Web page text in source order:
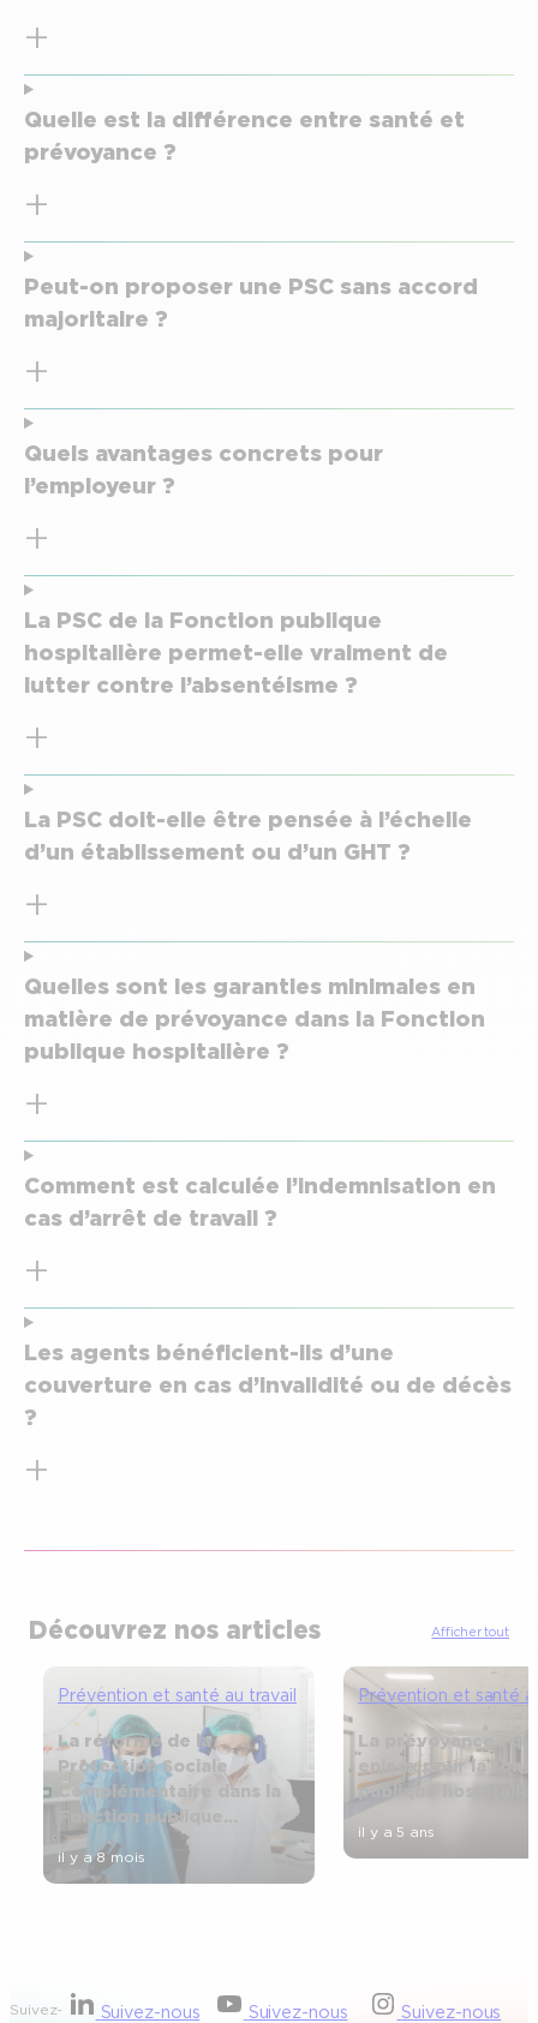
Quelle est la différence entre santé et
prévoyance ?
Peut-on proposer une PSC sans accord
majoritaire ?
Quels avantages concrets pour
l’employeur ?
La PSC de la Fonction publique
hospitalière permet-elle vraiment de
lutter contre l’absentéisme ?
La PSC doit-elle être pensée à l’échelle
d’un établissement ou d’un GHT ?
Quelles sont les garanties minimales en
matière de prévoyance dans la Fonction
publique hospitalière ?
Comment est calculée l’indemnisation en
cas d’arrêt de travail ?
Les agents bénéficient-ils d’une
couverture en cas d’invalidité ou de décès
?
Découvrez nos articles Afficher tout
Prévention et santé au travail
La réforme de la
Protection Sociale
Complémentaire dans la
Fonction publique
hospitalière
il y a 8 mois
Prévention et santé
La prévoyance :
enjeux pour la
publique
il y a 5 ans
Suivez- Suivez-nous Suivez-nous Suivez-nous